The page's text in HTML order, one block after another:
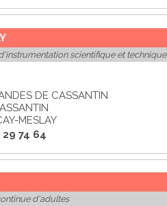
scientifique et technique
DE CASSANTIN
MESLAY
74 64
d'adultes